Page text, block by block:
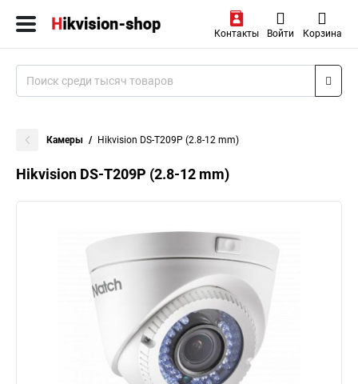
Контакты Войти Корзина
Камеры Hikvision DS-T209P (2.8-12 mm)
Hikvision DS-T209P (2.8-12 mm)